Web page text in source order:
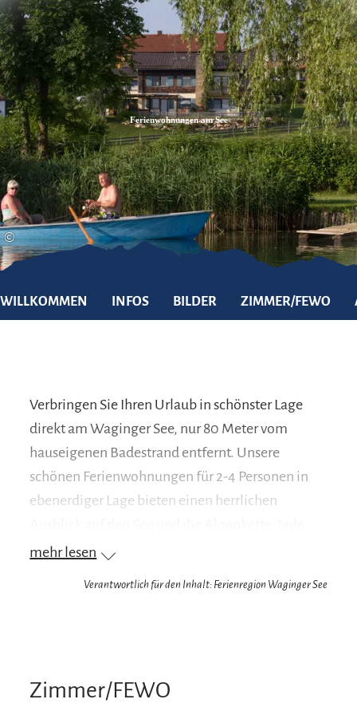
Zum
Inhalt
Zur
Suche
Zum
Footer
©
Ferienwohnungen am See
WILLKOMMEN INFOS BILDER ZIMMER/FEWO
Verbringen Sie Ihren Urlaub in schönster Lage
direkt am Waginger See, nur 80 Meter vom
hauseigenen Badestrand entfernt. Unsere
schönen Ferienwohnungen für 2-4 Personen in
ebenerdiger Lage bieten einen herrlichen
Wohnung hat eine eigene Terrasse und bietet
Liegewiese und Ruderboot. Die überregionalen
Möglichkeit Tischtennis zu spielen und vieles
mehr lesen
Verantwortlich für den Inhalt: Ferienregion Waginger See
Zimmer/FEWO